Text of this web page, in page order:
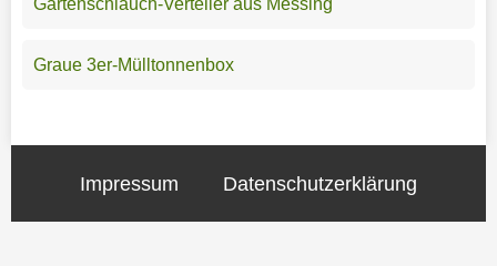
Graue 3er-Mülltonnenbox
Impressum Datenschutzerklärung